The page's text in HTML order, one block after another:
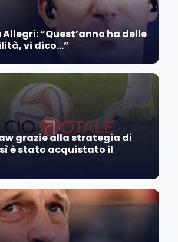
Allegri: “Quest’anno ha delle
vi dico…”
grazie alla strategia di
è stato acquistato il